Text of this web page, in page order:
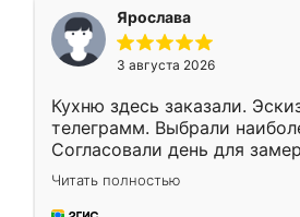
Ярослава
3 августа 2026
Кухню здесь заказали.
телеграмм. Выбрали
Согласовали день для
недели кухня была уже
довольны работой. Спасибо
Читать полностью